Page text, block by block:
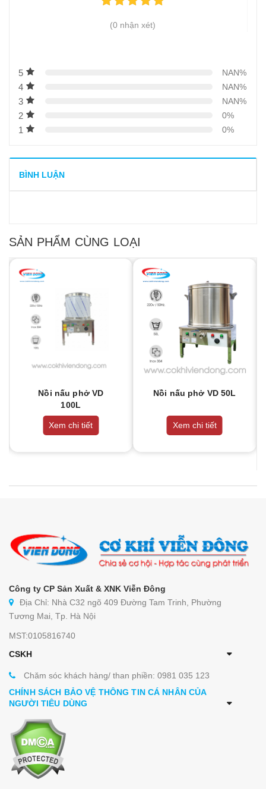
(0 nhận xét)
5 NAN%
4 NAN%
3 NAN%
2 0%
1 0%
BÌNH LUẬN
SẢN PHẨM CÙNG LOẠI
Nồi nấu phở VD
100L
Xem chi tiết
Nồi nấu phở VD 50L
Xem chi tiết
Công ty CP Sản Xuất & XNK Viễn Đông
Địa Chỉ: Nhà C32 ngõ 409 Đường Tam Trinh, Phường
Tương Mai, Tp. Hà Nội
MST:0105816740
CSKH
Chăm sóc khách hàng/ than phiền: 0981 035 123
CHÍNH SÁCH BẢO VỆ THÔNG TIN CÁ NHÂN CỦA
NGƯỜI TIÊU DÙNG